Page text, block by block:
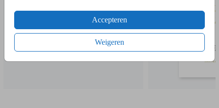
Accepteren
Weigeren
- Bestel een proefdruk als alle teksten en afbeeldingen die je
in folie wenst goed zijn.
- Tijdens het bestellen kun je kiezen uit verschillende